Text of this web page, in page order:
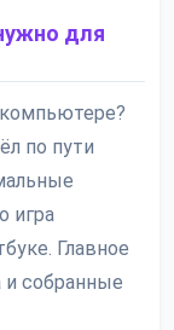
для
компьютере?
по пути
игра
Главное
и собранные